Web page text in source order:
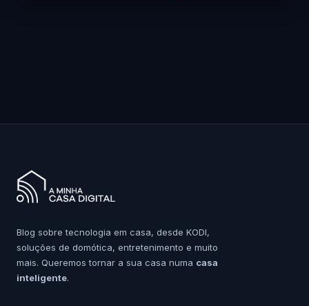
Blog sobre tecnologia em casa, desde KODI,
soluções de domótica, entretenimento e muito
mais. Queremos tornar a sua casa numa casa
inteligente.